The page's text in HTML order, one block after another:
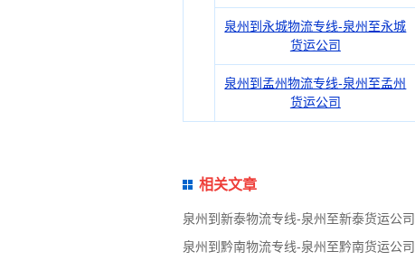
泉州到永城物流专线-泉州至永城
货运公司
泉州到孟州物流专线-泉州至孟州
货运公司
相关文章
泉州到新泰物流专线-泉州至新泰货运公司
泉州到黔南物流专线-泉州至黔南货运公司